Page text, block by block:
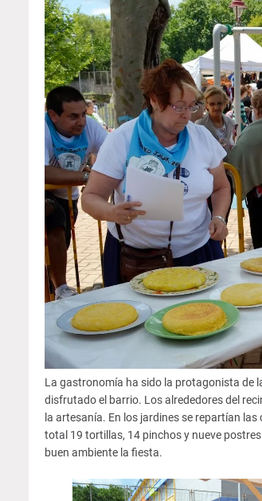
La gastronomía ha sido la protagonista de
disfrutado el barrio. Los alrededores del
la artesanía. En los jardines se repartían
total 19 tortillas, 14 pinchos y nueve
buen ambiente la fiesta.